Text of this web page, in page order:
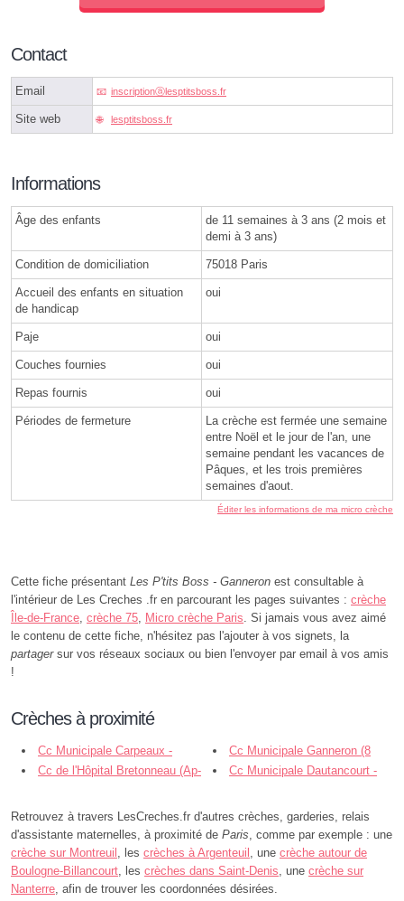
Contact
Email inscriptionⓐlesptitsboss.fr
Site web lesptitsboss.fr
Informations
Âge des enfants
de 11 semaines à 3 ans (2 mois et
demi à 3 ans)
Condition de domiciliation 75018 Paris
Accueil des enfants en situation
de handicap
oui
Paje oui
Couches fournies oui
Repas fournis oui
Périodes de fermeture
La crèche est fermée une semaine
entre Noël et le jour de l'an, une
semaine pendant les vacances de
Pâques, et les trois premières
semaines d'aout.
Éditer les informations de ma micro crèche
Cette fiche présentant Les P'tits Boss - Ganneron est consultable à
l'intérieur de Les Creches .fr en parcourant les pages suivantes : crèche
Île-de-France, crèche 75, Micro crèche Paris. Si jamais vous avez aimé
le contenu de cette fiche, n'hésitez pas l'ajouter à vos signets, la
partagersur vos réseaux sociaux ou bien l'envoyer par email à vos amis
!
Crèches à proximité
Cc Municipale Carpeaux -
Paris
Cc Municipale Ganneron (8
Passage Ganneron - Paris
Cc de l'Hôpital Bretonneau (Ap-
Cc Municipale Dautancourt -
Retrouvez à travers LesCreches.fr d'autres crèches, garderies, relais
d'assistante maternelles, à proximité de Paris, comme par exemple : une
crèche sur Montreuil , les crèches à Argenteuil , une crèche autour de
Boulogne-Billancourt, les crèches dans Saint-Denis, une crèche sur
Nanterre, afin de trouver les coordonnées désirées.